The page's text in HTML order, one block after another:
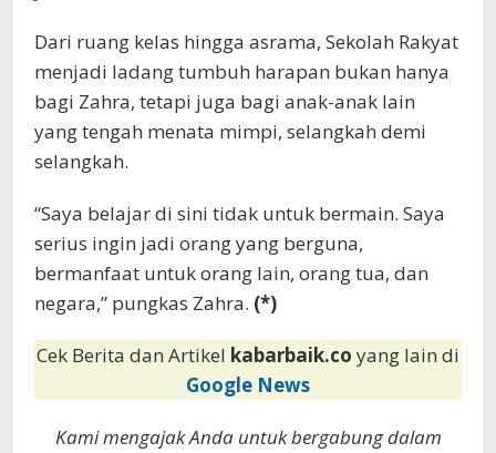
Dari ruang kelas hingga asrama, Sekolah Rakyat
menjadi ladang tumbuh harapan bukan hanya
bagi Zahra, tetapi juga bagi anak-anak lain
yang tengah menata mimpi, selangkah demi
selangkah.
“Saya belajar di sini tidak untuk bermain. Saya
serius ingin jadi orang yang berguna,
bermanfaat untuk orang lain, orang tua, dan
negara,” pungkas Zahra. (*)
Cek Berita dan Artikel kabarbaik.co yang lain di
Google News
Kami mengajak Anda untuk bergabung dalam